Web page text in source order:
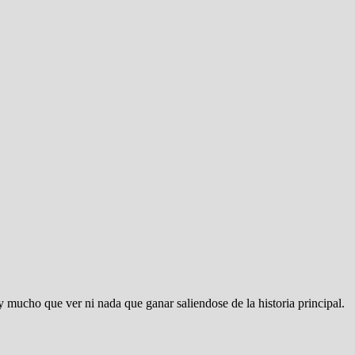
que ver ni nada que ganar saliendose de la historia principal.